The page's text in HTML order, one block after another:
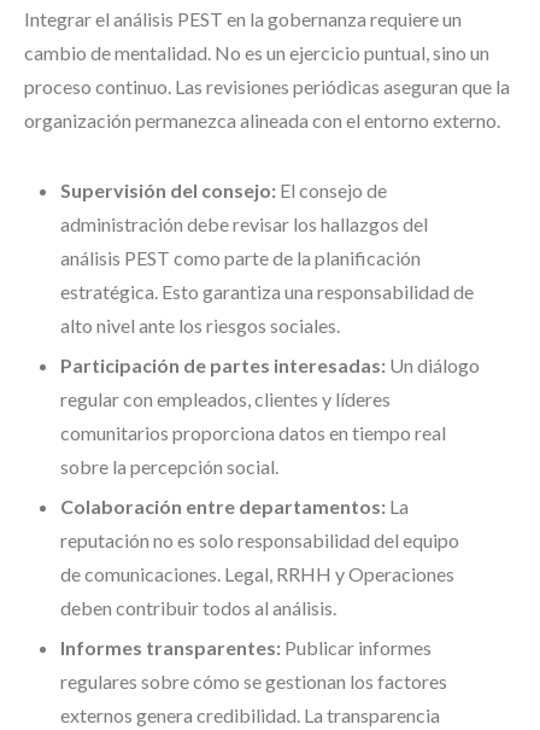
Integrar el análisis PEST en la gobernanza requiere un
cambio de mentalidad. No es un ejercicio puntual, sino un
proceso continuo. Las revisiones periódicas aseguran que la
organización permanezca alineada con el entorno externo.
Supervisión del consejo: El consejo de
administración debe revisar los hallazgos del
análisis PEST como parte de la planificación
estratégica. Esto garantiza una responsabilidad de
alto nivel ante los riesgos sociales.
Participación de partes interesadas: Un diálogo
regular con empleados, clientes y líderes
comunitarios proporciona datos en tiempo real
sobre la percepción social.
Colaboración entre departamentos: La
reputación no es solo responsabilidad del equipo
de comunicaciones. Legal, RRHH y Operaciones
deben contribuir todos al análisis.
Informes transparentes: Publicar informes
regulares sobre cómo se gestionan los factores
externos genera credibilidad. La transparencia